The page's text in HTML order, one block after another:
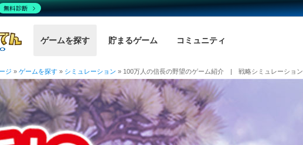
ゲームを探す 貯まるゲーム コミュニティ
ジ » ゲームを探す » シミュレーション » 100万人の信長の野望のゲーム紹介 | 戦略シミュレーション
無料診断